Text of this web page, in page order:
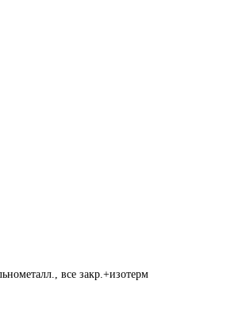
все закр.+изотерм